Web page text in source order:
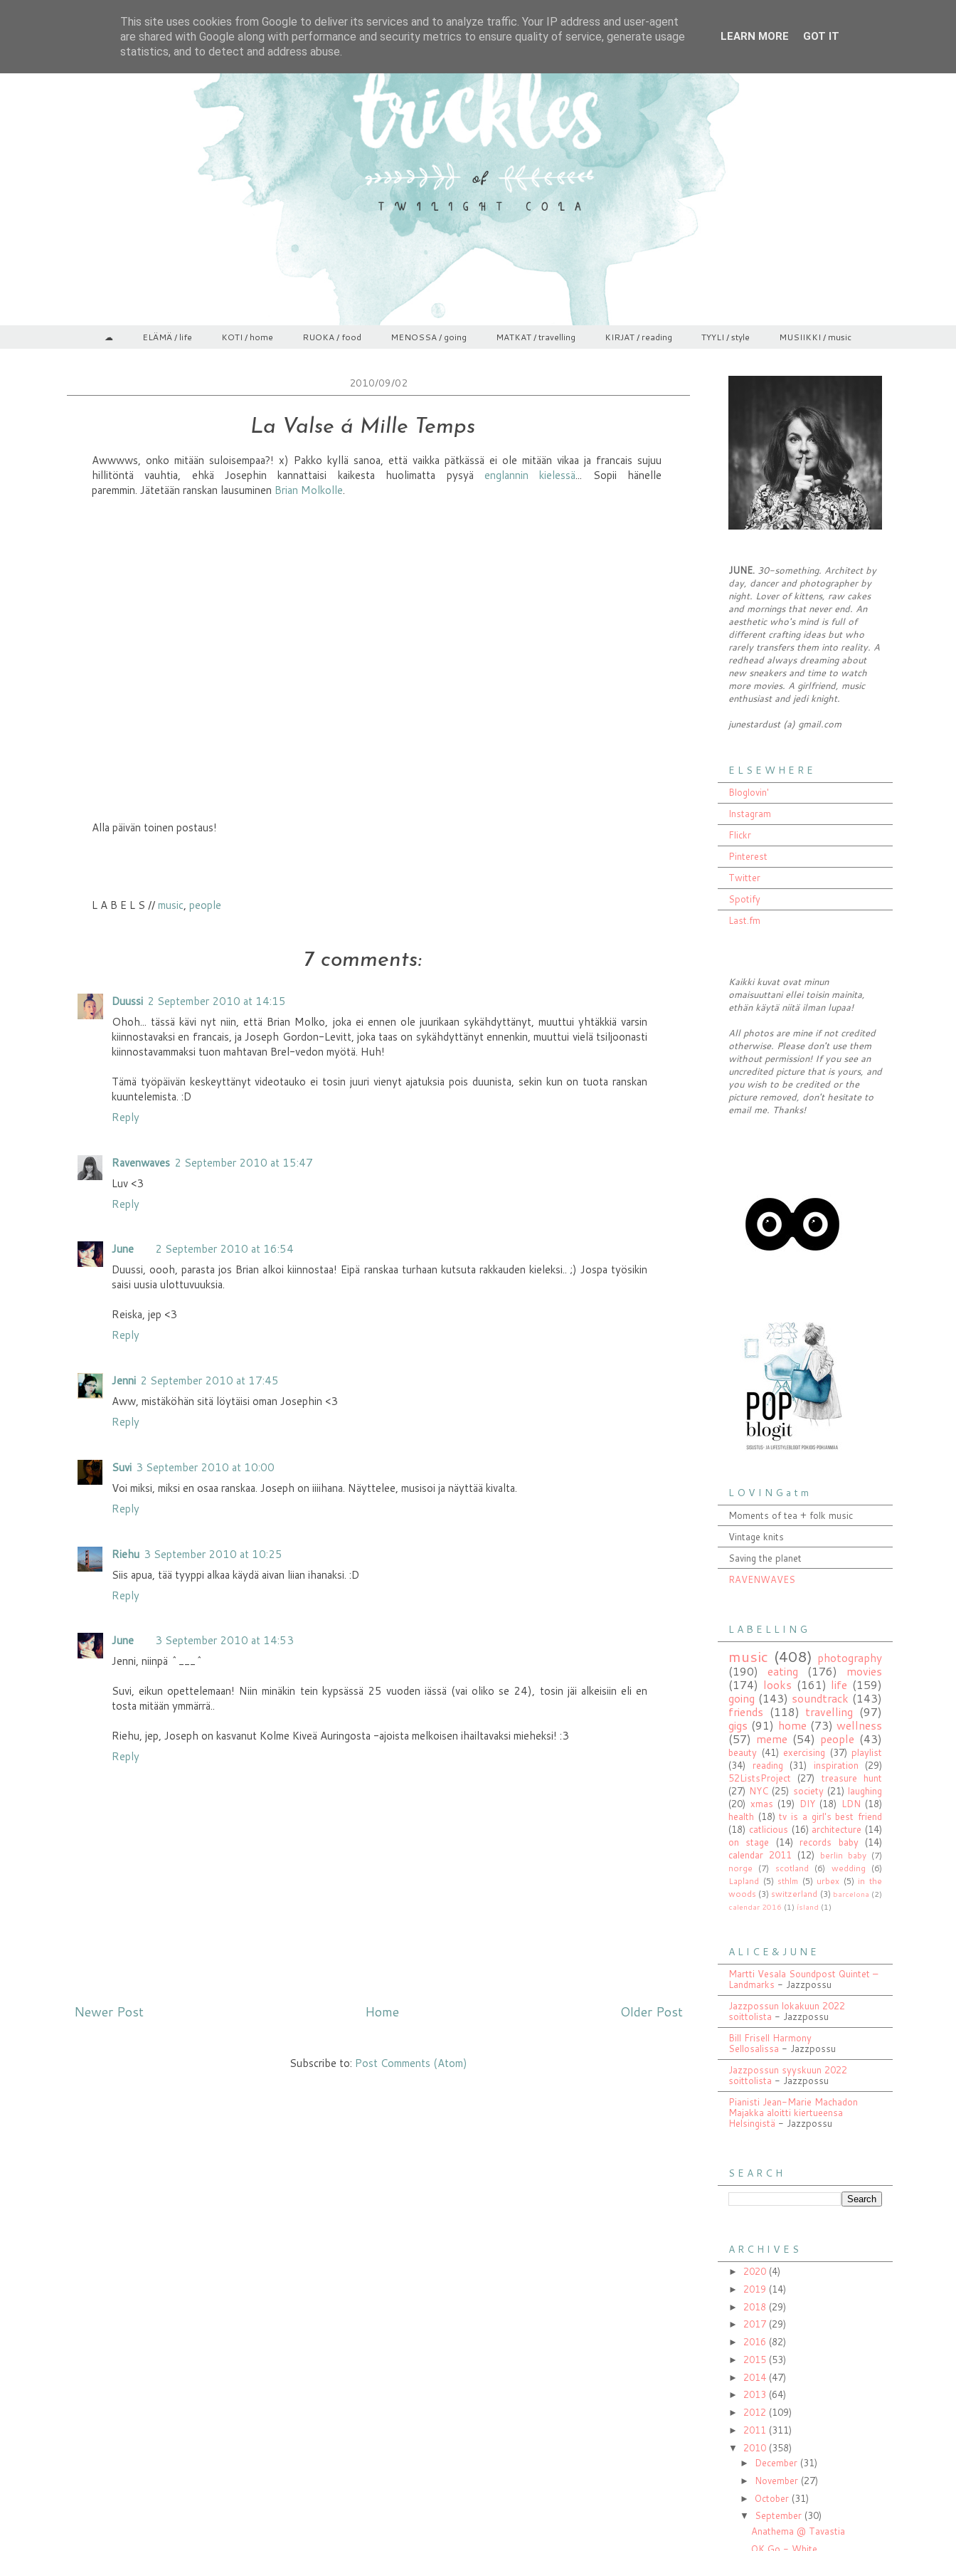
☁ ELÄMÄ / life KOTI / home RUOKA / food MENOSSA / going MATKAT / travelling KIRJAT / reading TYYLI / style MUSIIKKI / music
2010/09/02
La Valse á Mille Temps
Awwwws, onko mitään suloisempaa?! x) Pakko kyllä sanoa, että vaikka pätkässä ei ole mitään vikaa ja francais sujuu
hillitöntä vauhtia, ehkä Josephin kannattaisi kaikesta huolimatta pysyä englannin kielessä... Sopii hänelle
paremmin. Jätetään ranskan lausuminen Brian Molkolle.
Alla päivän toinen postaus!
L A B E L S //music, people
7 comments:
Duussi 2 September 2010 at 14:15
Ohoh... tässä kävi nyt niin, että Brian Molko, joka ei ennen ole juurikaan sykähdyttänyt, muuttui yhtäkkiä varsin
kiinnostavaksi en francais, ja Joseph Gordon-Levitt, joka taas on sykähdyttänyt ennenkin, muuttui vielä tsiljoonasti
kiinnostavammaksi tuon mahtavan Brel-vedon myötä. Huh!
Tämä työpäivän keskeyttänyt videotauko ei tosin juuri vienyt ajatuksia pois duunista, sekin kun on tuota ranskan
kuuntelemista. :D
Reply
Ravenwaves 2 September 2010 at 15:47
Luv <3
Reply
June
2 September 2010 at 16:54
Duussi, oooh, parasta jos Brian alkoi kiinnostaa! Eipä ranskaa turhaan kutsuta rakkauden kieleksi.. ;) Jospa työsikin
saisi uusia ulottuvuuksia.
Reiska, jep <3
Reply
Jenni 2 September 2010 at 17:45
Aww, mistäköhän sitä löytäisi oman Josephin <3
Reply
Suvi 3 September 2010 at 10:00
Voi miksi, miksi en osaa ranskaa. Joseph on iiiihana. Näyttelee, musisoi ja näyttää kivalta.
Reply
Riehu 3 September 2010 at 10:25
Siis apua, tää tyyppi alkaa käydä aivan liian ihanaksi. :D
Reply
June
3 September 2010 at 14:53
Jenni, niinpä ^___^
Suvi, eikun opettelemaan! Niin minäkin tein kypsässä 25 vuoden iässä (vai oliko se 24), tosin jäi alkeisiin eli en
tosta mitään ymmärrä..
Riehu, jep, Joseph on kasvanut Kolme Kiveä Auringosta -ajoista melkoisen ihailtavaksi mieheksi! :3
Reply
Newer Post Older Post
Home
Subscribe to: Post Comments (Atom)
JUNE. 30-something. Architect by
day, dancer and photographer by
night. Lover of kittens, raw cakes
and mornings that never end. An
aesthetic who's mind is full of
different crafting ideas but who
rarely transfers them into reality. A
redhead always dreaming about
new sneakers and time to watch
more movies. A girlfriend, music
enthusiast and jedi knight.
junestardust (a) gmail.com
E L S E W H E R E
Bloglovin'
Instagram
Flickr
Pinterest
Twitter
Spotify
Last.fm
Kaikki kuvat ovat minun
omaisuuttani ellei toisin mainita,
ethän käytä niitä ilman lupaa!
All photos are mine if not credited
otherwise. Please don't use them
without permission! If you see an
uncredited picture that is yours, and
you wish to be credited or the
picture removed, don't hesitate to
email me. Thanks!
L O V I N G a t m
Moments of tea + folk music
Vintage knits
Saving the planet
RAVENWAVES
L A B E L L I N G
music (408) photography
(190)
eating (176)
movies
(174) looks (161) life (159)
going (143) soundtrack (143)
friends (118) travelling (97)
gigs (91) home (73) wellness
(57) meme (54) people (43)
beauty (41) exercising (37) playlist
(34)
reading (31) inspiration
(29)
52ListsProject
(27)
treasure hunt
(27) NYC (25) society (21) laughing
(20) xmas (19) DIY (18) LDN (18)
health (18) tv is a girl's best friend
(18) catlicious (16) architecture (14)
on stage
(14) records baby (14)
calendar 2011
(12) berlin baby (7)
norge (7) scotland (6) wedding (6)
Lapland (5) sthlm (5) urbex (5) in the
woods (3) switzerland (3) barcelona (2)
calendar 2016 (1) ísland (1)
A L I C E & J U N E
Martti Vesala Soundpost Quintet –
Landmarks - Jazzpossu
Jazzpossun lokakuun 2022
soittolista - Jazzpossu
Bill Frisell Harmony
Sellosalissa - Jazzpossu
Jazzpossun syyskuun 2022
soittolista - Jazzpossu
Pianisti Jean-Marie Machadon
Majakka aloitti kiertueensa
Helsingistä - Jazzpossu
S E A R C H
A R C H I V E S
► 2020 (4)
► 2019 (14)
► 2018 (29)
► 2017 (29)
► 2016 (82)
► 2015 (53)
► 2014 (47)
► 2013 (64)
► 2012 (109)
► 2011 (311)
▼ 2010 (358)
► December (31)
► November (27)
► October (31)
▼ September (30)
Anathema @ Tavastia
This site uses cookies from Google to deliver its services and to analyze traffic. Your IP address and user-agent
are shared with Google along with performance and security metrics to ensure quality of service, generate usage
statistics, and to detect and address abuse.
LEARN MORE GOT IT